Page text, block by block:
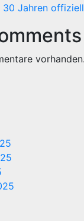
30 Jahren
vorhanden.